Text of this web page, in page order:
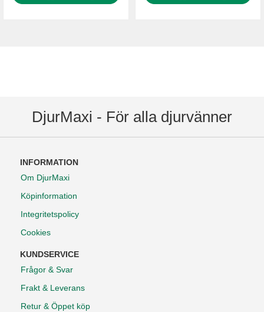
DjurMaxi - För alla djurvänner
INFORMATION
Om DjurMaxi
Köpinformation
Integritetspolicy
Cookies
KUNDSERVICE
Frågor & Svar
Frakt & Leverans
Retur & Öppet köp